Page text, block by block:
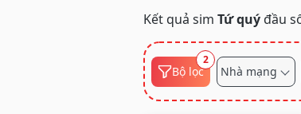
Kết quả sim Tứ quýđầu
Bộ lọc
2
Nhà mạng